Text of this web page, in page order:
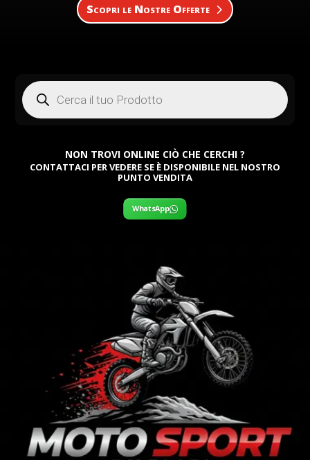
Scopri le Nostre Offerte
Products
search
NON TROVI ONLINE CIÒ CHE CERCHI ?
CONTATTACI PER VEDERE SE È DISPONIBILE NEL NOSTRO
PUNTO VENDITA
WhatsApp